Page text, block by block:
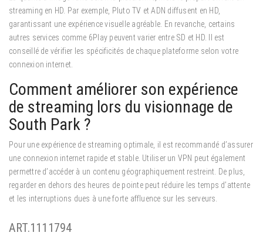
streaming en HD. Par exemple, Pluto TV et ADN diffusent en HD,
garantissant une expérience visuelle agréable. En revanche, certains
autres services comme 6Play peuvent varier entre SD et HD. Il est
conseillé de vérifier les spécificités de chaque plateforme selon votre
connexion internet.
Comment améliorer son expérience
de streaming lors du visionnage de
South Park ?
Pour une expérience de streaming optimale, il est recommandé d’assurer
une connexion internet rapide et stable. Utiliser un VPN peut également
permettre d’accéder à un contenu géographiquement restreint. De plus,
regarder en dehors des heures de pointe peut réduire les temps d’attente
et les interruptions dues à une forte affluence sur les serveurs.
ART.1111794